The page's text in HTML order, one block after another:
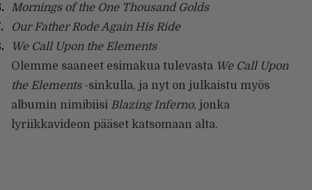
Mornings of the One Thousand Golds
Our Father Rode Again His Ride
We Call Upon the Elements
Olemme saaneet esimakua tulevasta We Call Upon
the Elements-sinkulla, ja nyt on julkaistu myös
albumin nimibiisi Blazing Inferno, jonka
lyriikkavideon pääset katsomaan alta.